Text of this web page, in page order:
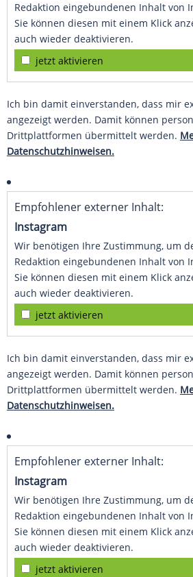
Redaktion eingebundenen Inhalt von
Sie können diesen mit einem Klick
auch wieder deaktivieren.
jetzt aktivieren
Ich bin damit einverstanden, dass mir
angezeigt werden. Damit können
Drittplattformen übermittelt werden.
Datenschutzhinweisen.
Empfohlener externer Inhalt:
Instagram
Wir benötigen Ihre Zustimmung, um
Redaktion eingebundenen Inhalt von
Sie können diesen mit einem Klick
auch wieder deaktivieren.
jetzt aktivieren
Ich bin damit einverstanden, dass mir
angezeigt werden. Damit können
Drittplattformen übermittelt werden.
Datenschutzhinweisen.
Empfohlener externer Inhalt:
Instagram
Wir benötigen Ihre Zustimmung, um
Redaktion eingebundenen Inhalt von
Sie können diesen mit einem Klick
auch wieder deaktivieren.
jetzt aktivieren